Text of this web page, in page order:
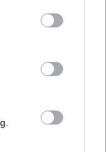
may click to
party tags to
in below Google
υπουργείο
ληφθεί
επιμένει ότι
του